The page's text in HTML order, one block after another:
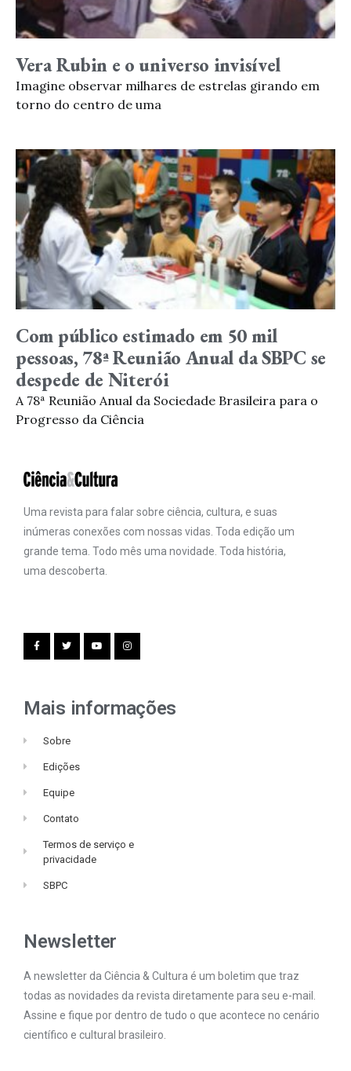
Vera Rubin e o universo invisível
Imagine observar milhares de estrelas girando em
torno do centro de uma
Com público estimado em 50 mil
pessoas, 78ª Reunião Anual da SBPC se
despede de Niterói
A 78ª Reunião Anual da Sociedade Brasileira para o
Progresso da Ciência
Uma revista para falar sobre ciência, cultura, e suas
inúmeras conexões com nossas vidas. Toda edição um
grande tema. Todo mês uma novidade. Toda história,
uma descoberta.
Mais informações
Sobre
Edições
Equipe
Contato
Termos de serviço e
privacidade
SBPC
Newsletter
A newsletter da Ciência & Cultura é um boletim que traz
todas as novidades da revista diretamente para seu e-mail.
Assine e fique por dentro de tudo o que acontece no cenário
científico e cultural brasileiro.